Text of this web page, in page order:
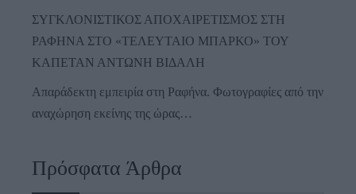
ΣΥΓΚΛΟΝΙΣΤΙΚΟΣ ΑΠΟΧΑΙΡΕΤΙΣΜΟΣ ΣΤΗ
ΡΑΦΗΝΑ ΣΤΟ «ΤΕΛΕΥΤΑΙΟ ΜΠΑΡΚΟ» ΤΟΥ
ΚΑΠΕΤΑΝ ΑΝΤΩΝΗ ΒΙΔΑΛΗ
Απαράδεκτη εμπειρία στη Ραφήνα. Φωτογραφίες από την
αναχώρηση εκείνης της ώρας…
Πρόσφατα Άρθρα